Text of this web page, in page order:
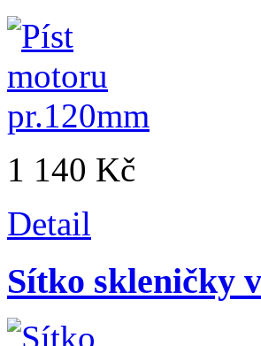
1 140 Kč
Detail
Sítko skleničky